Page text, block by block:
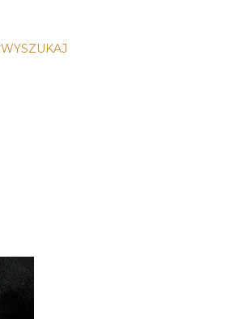
WYSZUKAJ